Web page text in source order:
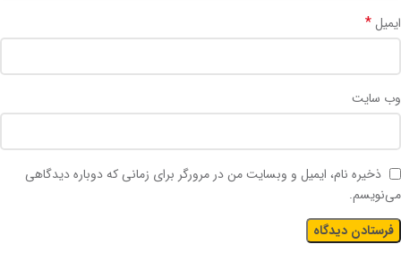
ایمیل*
وب‌ سایت
ذخیره نام، ایمیل و وبسایت من در مرورگر برای زمانی که دوباره دیدگاهی
می‌نویسم.